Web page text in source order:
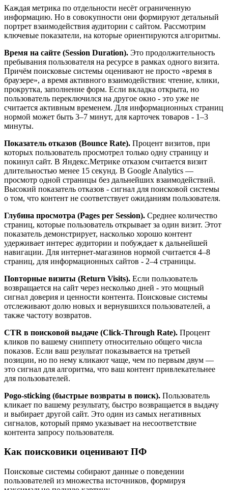
Каждая метрика по отдельности несёт ограниченную
информацию. Но в совокупности они формируют детальный
портрет взаимодействия аудитории с сайтом. Рассмотрим
ключевые показатели, на которые ориентируются алгоритмы.
Время на сайте (Session Duration). Это продолжительность
пребывания пользователя на ресурсе в рамках одного визита.
Причём поисковые системы оценивают не просто «время в
браузере», а время активного взаимодействия: чтение, клики,
прокрутка, заполнение форм. Если вкладка открыта, но
пользователь переключился на другое окно - это уже не
считается активным временем. Для информационных страниц
нормой может быть 3–7 минут, для карточек товаров - 1–3
минуты.
Показатель отказов (Bounce Rate). Процент визитов, при
которых пользователь просмотрел только одну страницу и
покинул сайт. В Яндекс.Метрике отказом считается визит
длительностью менее 15 секунд. В Google Analytics —
просмотр одной страницы без дальнейших взаимодействий.
Высокий показатель отказов - сигнал для поисковой системы
о том, что контент не соответствует ожиданиям пользователя.
Глубина просмотра (Pages per Session). Среднее количество
страниц, которые пользователь открывает за один визит. Этот
показатель демонстрирует, насколько хорошо контент
удерживает интерес аудитории и побуждает к дальнейшей
навигации. Для интернет-магазинов нормой считается 4–8
страниц, для информационных сайтов - 2–4 страницы.
Повторные визиты (Return Visits). Если пользователь
возвращается на сайт через несколько дней - это мощный
сигнал доверия и ценности контента. Поисковые системы
отслеживают долю новых и вернувшихся пользователей, а
также частоту возвратов.
CTR в поисковой выдаче (Click-Through Rate). Процент
кликов по вашему сниппету относительно общего числа
показов. Если ваш результат показывается на третьей
позиции, но по нему кликают чаще, чем по первым двум —
это сигнал для алгоритма, что ваш контент привлекательнее
для пользователей.
Pogo-sticking (быстрые возвраты в поиск). Пользователь
кликает по вашему результату, быстро возвращается в выдачу
и выбирает другой сайт. Это один из самых негативных
сигналов, который прямо указывает на несоответствие
контента запросу пользователя.
Как поисковики оценивают ПФ
Поисковые системы собирают данные о поведении
пользователей из множества источников, формируя